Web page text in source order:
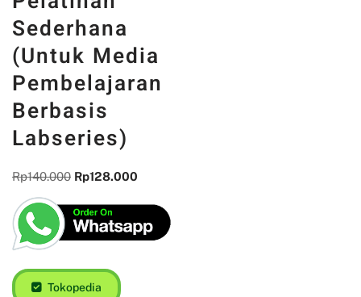
Sederhana
(Untuk Media
Pembelajaran
Berbasis
Labseries)
Rp140.000 Rp128.000
Tokopedia